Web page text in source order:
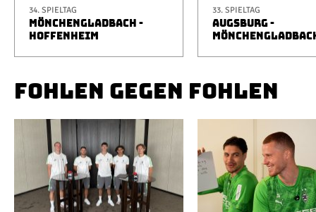
34. SPIELTAG
MÖNCHENGLADBACH -
HOFFENHEIM
33. SPIELTAG
AUGSBURG -
FOHLEN GEGEN FOHLEN